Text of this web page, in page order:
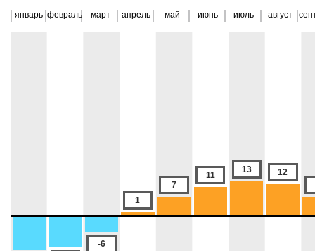
январь февраль март апрель май июнь июль август
-6
1
7
11
13 12